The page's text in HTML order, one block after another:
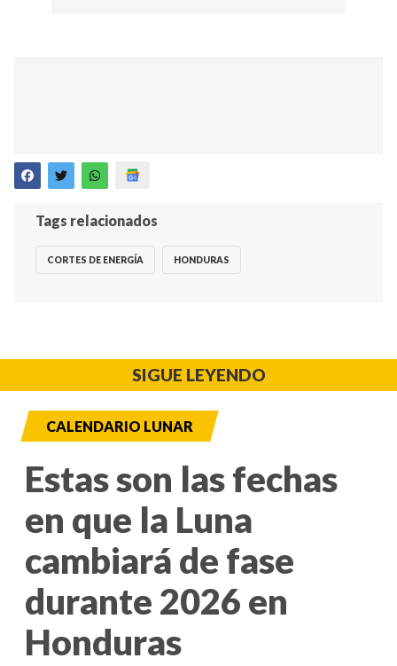
Tags relacionados
CORTES DE ENERGÍA HONDURAS
SIGUE LEYENDO
CALENDARIO LUNAR
Estas son las fechas
en que la Luna
cambiará de fase
durante 2026 en
Honduras